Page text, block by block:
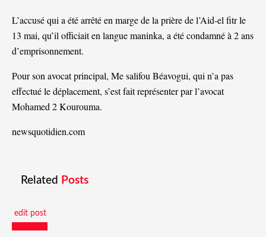
L’accusé qui a été arrêté en marge de la prière de l’Aid-el fitr le
13 mai, qu’il officiait en langue maninka, a été condamné à 2 ans
d’emprisonnement.
Pour son avocat principal, Me salifou Béavogui, qui n’a pas
effectué le déplacement, s’est fait représenter par l’avocat
Mohamed 2 Kourouma.
newsquotidien.com
Related Posts
edit post